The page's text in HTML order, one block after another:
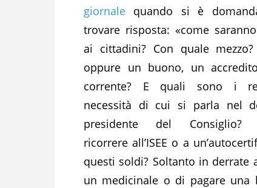
giornale quando si è
trovare risposta: «come
ai cittadini? Con quale
oppure un buono, un
corrente? E quali sono i
necessità di cui si parla nel
presidente del Consiglio?
ricorrere all’ISEE o a
questi soldi? Soltanto in derrate
un medicinale o di pagare